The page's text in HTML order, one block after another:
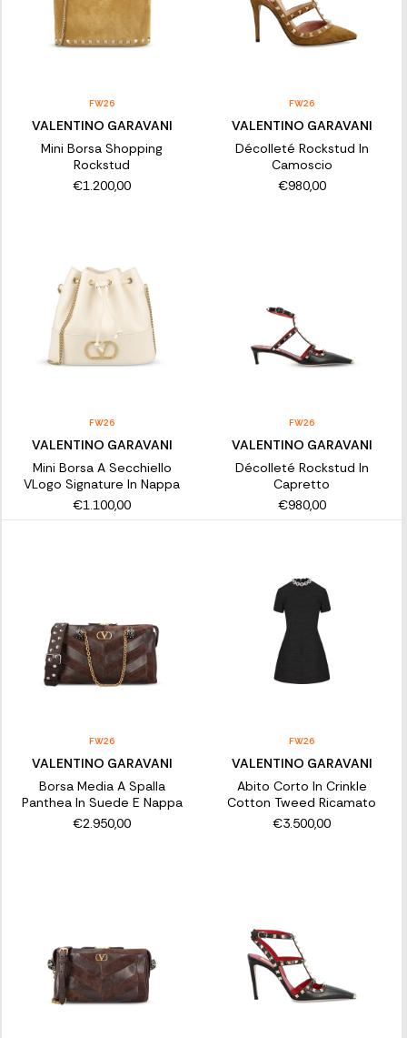
FW26
VALENTINO GARAVANI
Mini Borsa Shopping
Rockstud
€1.200,00
FW26
VALENTINO GARAVANI
Décolleté Rockstud In
Camoscio
€980,00
FW26
VALENTINO GARAVANI
Mini Borsa A Secchiello
VLogo Signature In Nappa
€1.100,00
FW26
VALENTINO GARAVANI
Décolleté Rockstud In
Capretto
€980,00
FW26
VALENTINO GARAVANI
Borsa Media A Spalla
Panthea In Suede E Nappa
€2.950,00
FW26
VALENTINO GARAVANI
Abito Corto In Crinkle
Cotton Tweed Ricamato
€3.500,00